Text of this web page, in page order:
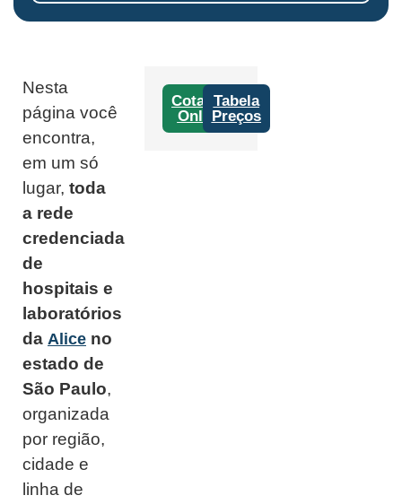
Nesta
página você
encontra,
em um só
lugar, toda
a rede
credenciada
de
hospitais e
laboratórios
da Alice no
estado de
São Paulo,
organizada
por região,
cidade e
linha de
Cotação
Online
Tabela
Preços